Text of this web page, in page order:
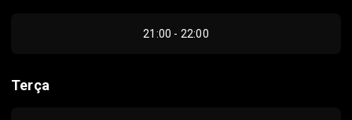
21:00 - 22:00
Terça